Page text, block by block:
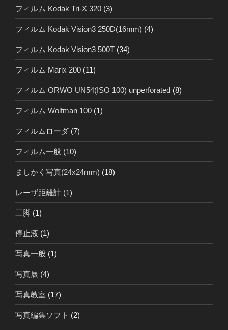
フィルム Kodak Tri-X 320 (3)
フィルム Kodak Vision3 250D(16mm) (4)
フィルム Kodak Vision3 500T (34)
フィルム Marix 200 (11)
フィルム ORWO UN54(ISO 100) unperforated (8)
フィルム Wolfman 100 (1)
フィルムローダ (7)
フィルム一般 (10)
ましかく写真(24x24mm) (18)
レーザ距離計 (1)
三脚 (1)
停止液 (1)
写真一般 (1)
写真展 (4)
写真教室 (17)
写真編集ソフト (2)